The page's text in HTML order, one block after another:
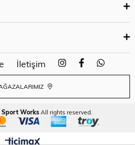
İletişim
Sport Works All rights reserved.